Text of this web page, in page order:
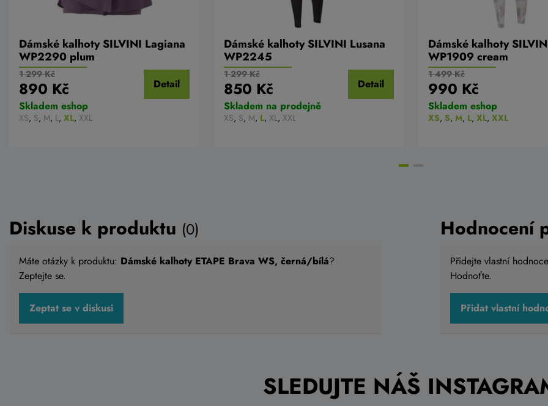
Dámské kalhoty SILVINI Lagiana
WP2290 plum
1 299 Kč
890 Kč
Skladem eshop
XS, S, M, L, XL, XXL
Detail
Dámské kalhoty SILVINI Lusana
WP2245
1 299 Kč
850 Kč
Skladem na prodejně
XS, S, M, L, XL, XXL
Detail
Dámské kalhoty
WP1909 cream
1 499 Kč
990 Kč
Skladem eshop
XS, S, M, L, XL, XXL
Diskuse k produktu (0)
Máte otázky k produktu: Dámské kalhoty ETAPE Brava WS, černá/bílá?
Zeptejte se.
Zeptat se v diskusi
Hodnocení
Přidejte vlastní
Hodnoťte.
Přidat vlastní
SLEDUJTE NÁŠ